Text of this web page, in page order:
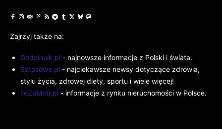
Zajrzyj także na:
Godzinnik.pl - najnowsze informacje z Polski i świata.
Sztosowe.pl - najciekawsze newsy dotyczące zdrowia,
stylu życia, zdrowej diety, sportu i wiele więcej!
IleZaMetr.pl - informacje z rynku nieruchomości w Polsce.